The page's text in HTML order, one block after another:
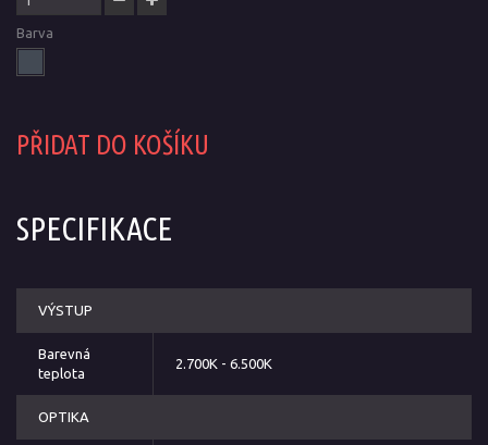
Barva
PŘIDAT DO KOŠÍKU
SPECIFIKACE
VÝSTUP
Barevná
teplota
2.700K - 6.500K
OPTIKA